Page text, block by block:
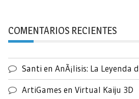
COMENTARIOS RECIENTES
Santi en AnÃ¡lisis: La Leyenda
ArtiGames en Virtual Kaiju 3D